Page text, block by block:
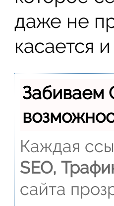
даже не
касается
Забиваем
Каждая
SEO,
сайта